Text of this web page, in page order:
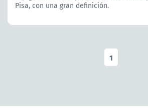
Pisa, con una gran definición.
1